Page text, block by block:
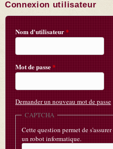
Connexion utilisateur
Nom d'utilisateur*
Mot de passe*
Demander un nouveau mot de passe
CAPTCHA
Cette question permet de
un robot informatique.